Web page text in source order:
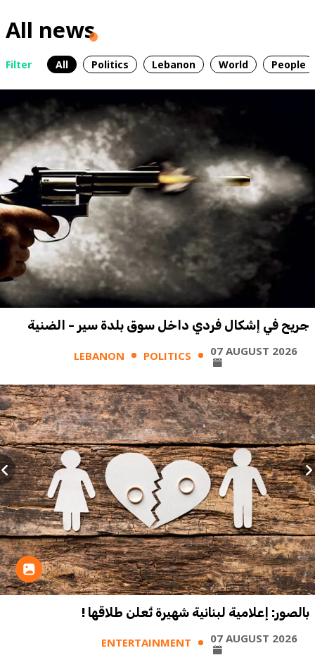
All news
Filter All Politics Lebanon World People
جريح في إشكال فردي داخل سوق بلدة سير - الضنية
LEBANON POLITICS 07 AUGUST 2026
بالصور: إعلامية لبنانية شهيرة تُعلن طلاقها !
ENTERTAINMENT 07 AUGUST 2026